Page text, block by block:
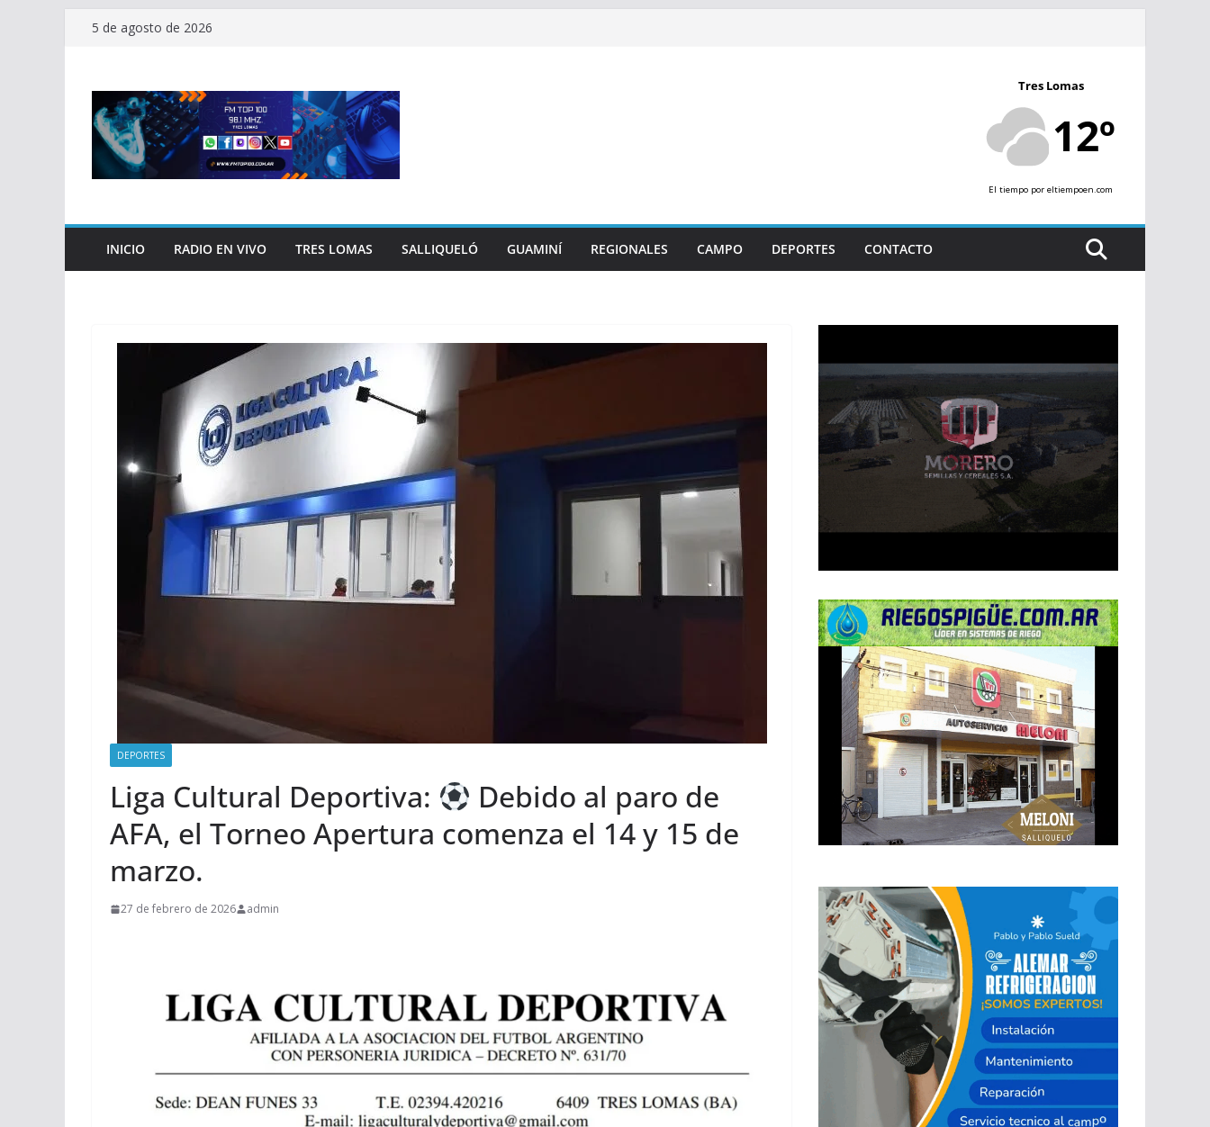
Saltar5 de agosto de 2026
Tres Lomas
12º
El tiempo por eltiempoen.com
INICIO RADIO EN VIVO TRES LOMAS SALLIQUELÓ GUAMINÍ REGIONALES CAMPO DEPORTES CONTACTO
DEPORTES
Liga Cultural Deportiva:
Debido al paro de
AFA, el Torneo Apertura comenza el 14 y 15 de
marzo.
27 de febrero de 2026 admin